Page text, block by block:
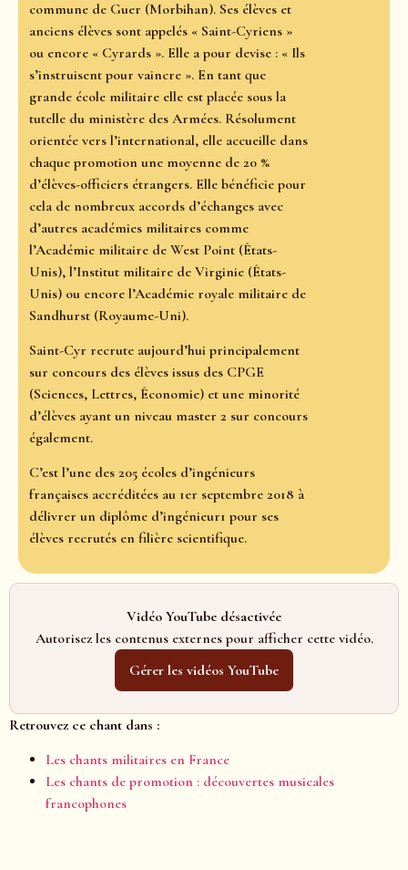
commune de Guer (Morbihan). Ses élèves et
anciens élèves sont appelés « Saint-Cyriens »
ou encore « Cyrards ». Elle a pour devise : « Ils
s’instruisent pour vaincre ». En tant que
grande école militaire elle est placée sous la
tutelle du ministère des Armées. Résolument
orientée vers l’international, elle accueille dans
chaque promotion une moyenne de 20 %
d’élèves-officiers étrangers. Elle bénéficie pour
cela de nombreux accords d’échanges avec
d’autres académies militaires comme
l’Académie militaire de West Point (États-
Unis), l’Institut militaire de Virginie (États-
Unis) ou encore l’Académie royale militaire de
Sandhurst (Royaume-Uni).
Saint-Cyr recrute aujourd’hui principalement
sur concours des élèves issus des CPGE
(Sciences, Lettres, Économie) et une minorité
d’élèves ayant un niveau master 2 sur concours
également.
C’est l’une des 205 écoles d’ingénieurs
françaises accréditées au 1er septembre 2018 à
délivrer un diplôme d’ingénieur1 pour ses
élèves recrutés en filière scientifique.
Vidéo YouTube désactivée
Autorisez les contenus externes pour afficher cette vidéo.
Gérer les vidéos YouTube
Retrouvez ce chant dans :
Les chants militaires en France
Les chants de promotion : découvertes musicales
francophones